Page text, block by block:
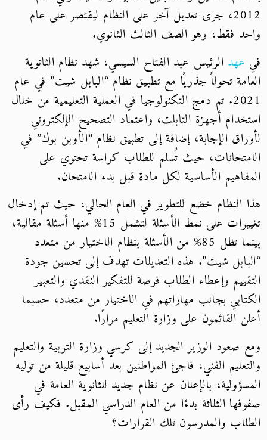
2012، جرى تعديل آخر على النظام ليقتصر على عام
واحد فقط، وهو الصف الثالث الثانوي.
في عهد الرئيس عبد الفتاح السيسي، شهد نظام الثانوية
العامة تحولاً جذريًا مع تطبيق نظام “البابل شيت” في عام
2021. تم دمج التكنولوجيا في العملية التعليمية من خلال
استخدام أجهزة التابلت، واعتماد التصحيح الإلكتروني
لأوراق الإجابة، إضافة إلى تطبيق نظام “الأوبن بوك” في
الامتحانات، حيث تُسلم للطلاب كراسة تحتوي على
المفاهيم الأساسية لكل مادة قبل بدء الامتحان.
هذا النظام خضع للتطوير في العام الحالي، حيث تم إدخال
تغييرات على نمط الأسئلة لتشمل 15% منها أسئلة مقالية،
بينما تظل 85% من الأسئلة بنظام الاختيار من متعدد
“البابل شيت”. هذه التعديلات تهدف إلى تحسين جودة
التقييم وإعطاء الطلاب فرصة للتفكير النقدي والتعبير
الكتابي بجانب مهاراتهم في الاختيار من متعدد، حسبما
أعلن القائمون على وزارة التعليم مرارًا.
ومع صعود الوزير الجديد إلى كرسي وزارة التربية والتعليم
والتعليم الفني، فاجئ المواطنين بعد أسابيع قليلة من توليه
المسؤولية، بالإعلان عن نظام جديد للثانوية العامة في
صفوفها الثلاثة بدءًا من العام الدراسي المقبل. فكيف رأى
الطلاب والمدرسون تلك القرارات؟